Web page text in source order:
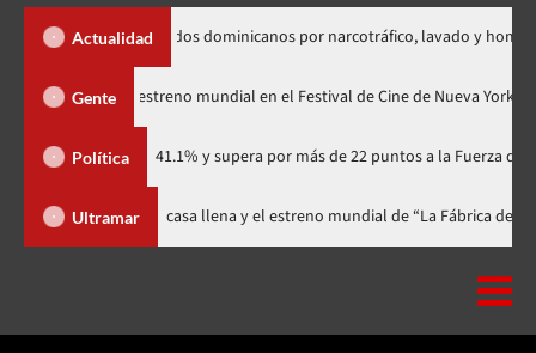
Actualidad
de dos dominicanos por narcotráfico, lavado y homicidio
Gente
Minus Zero» tendrá su estreno mundial en el Festival de Cine de
Política
con 41.1% y supera por más de 22 puntos a la Fuerza del Pueblo
Ultramar
celebra 15 años con una gala a casa llena y el estreno mundial de “La